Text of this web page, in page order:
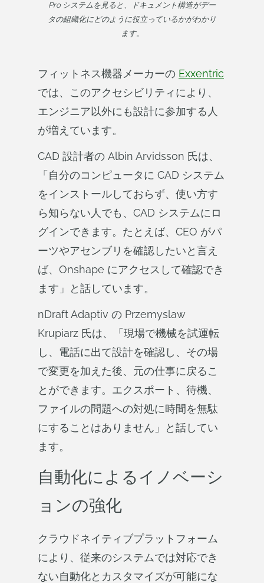
Pro システムを見ると、ドキュメント構造がデー
タの組織化にどのように役立っているかがわかり
ます。
フィットネス機器メーカーの Exxentric
では、このアクセシビリティにより、
エンジニア以外にも設計に参加する人
が増えています。
CAD 設計者の Albin Arvidsson 氏は、
「自分のコンピュータに CAD システム
をインストールしておらず、使い方す
ら知らない人でも、CAD システムにロ
グインできます。たとえば、CEO がパ
ーツやアセンブリを確認したいと言え
ば、Onshape にアクセスして確認でき
ます」と話しています。
nDraft Adaptiv の Przemyslaw
Krupiarz 氏は、「現場で機械を試運転
し、電話に出て設計を確認し、その場
で変更を加えた後、元の仕事に戻るこ
とができます。エクスポート、待機、
ファイルの問題への対処に時間を無駄
にすることはありません」と話してい
ます。
自動化によるイノベーシ
ョンの強化
クラウドネイティブプラットフォーム
により、従来のシステムでは対応でき
ない自動化とカスタマイズが可能にな